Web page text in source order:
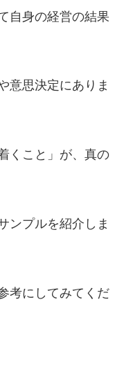
自身の経営の結果
意思決定にありま
くこと」が、真の
ンプルを紹介しま
考にしてみてくだ